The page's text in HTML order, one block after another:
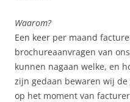
Waarom?
Een keer per maand
brochureaanvragen van
kunnen nagaan welke, en
zijn gedaan bewaren wij
op het moment van